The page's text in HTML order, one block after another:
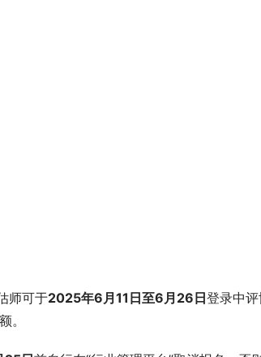
师可于2025年6月 11 日至6月 26 日登录中
。